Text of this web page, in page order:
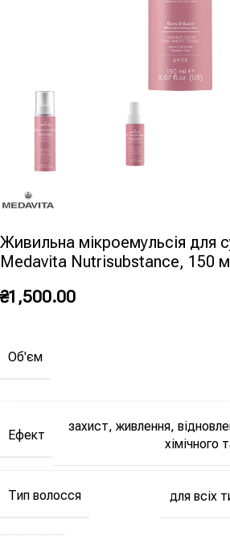
Живильна мікроемульсія для
Medavita Nutrisubstance, 150
₴1,500.00
Об'єм
Ефект
захист, живлення,
хімічного
Тип волосся для всіх